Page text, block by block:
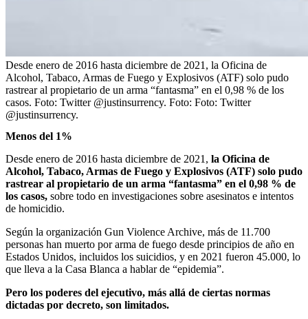
Desde enero de 2016 hasta diciembre de 2021, la Oficina de
Alcohol, Tabaco, Armas de Fuego y Explosivos (ATF) solo pudo
rastrear al propietario de un arma “fantasma” en el 0,98 % de los
casos. Foto: Twitter @justinsurrency. Foto: Foto: Twitter
@justinsurrency.
Menos del 1%
Desde enero de 2016 hasta diciembre de 2021, la Oficina de
Alcohol, Tabaco, Armas de Fuego y Explosivos (ATF) solo pudo
rastrear al propietario de un arma “fantasma” en el 0,98 % de
los casos, sobre todo en investigaciones sobre asesinatos e intentos
de homicidio.
Según la organización Gun Violence Archive, más de 11.700
personas han muerto por arma de fuego desde principios de año en
Estados Unidos, incluidos los suicidios, y en 2021 fueron 45.000, lo
que lleva a la Casa Blanca a hablar de “epidemia”.
Pero los poderes del ejecutivo, más allá de ciertas normas
dictadas por decreto, son limitados.